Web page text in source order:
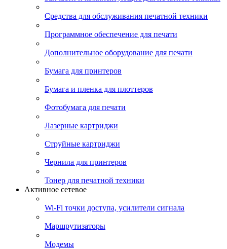
Средства для обслуживания печатной техники
Программное обеспечение для печати
Дополнительное оборудование для печати
Бумага для принтеров
Бумага и пленка для плоттеров
Фотобумага для печати
Лазерные картриджи
Струйные картриджи
Чернила для принтеров
Тонер для печатной техники
Активное сетевое
Wi-Fi точки доступа, усилители сигнала
Маршрутизаторы
Модемы